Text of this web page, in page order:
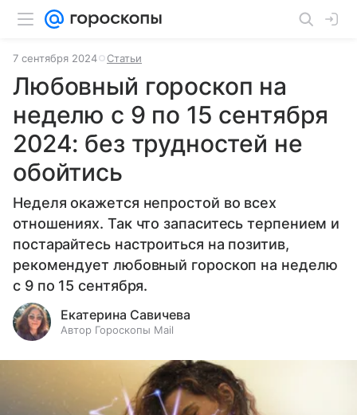
7 сентября 2024 Статьи
Любовный гороскоп на
неделю с 9 по 15 сентября
2024: без трудностей не
обойтись
Неделя окажется непростой во всех
отношениях. Так что запаситесь терпением и
постарайтесь настроиться на позитив,
рекомендует любовный гороскоп на неделю
с 9 по 15 сентября.
Екатерина Савичева
Автор Гороскопы Mail